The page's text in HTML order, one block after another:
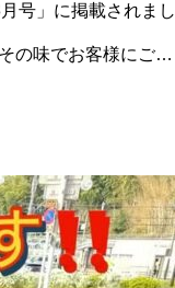
号」に掲載されまし
の味でお客様にご愛